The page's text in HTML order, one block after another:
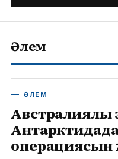
Әлем
ӘЛЕМ
Антарктидада
операциясын